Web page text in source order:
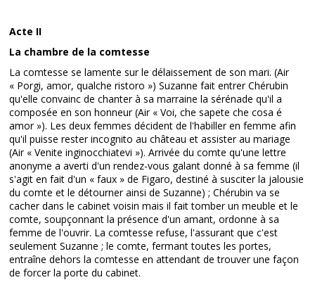
Acte II
La chambre de la comtesse
La comtesse se lamente sur le délaissement de son mari. (Air
« Porgi, amor, qualche ristoro ») Suzanne fait entrer Chérubin
qu'elle convainc de chanter à sa marraine la sérénade qu'il a
composée en son honneur (Air « Voi, che sapete che cosa é
amor »). Les deux femmes décident de l'habiller en femme afin
qu'il puisse rester incognito au château et assister au mariage
(Air « Venite inginocchiatevi »). Arrivée du comte qu'une lettre
anonyme a averti d'un rendez-vous galant donné à sa femme (il
s'agit en fait d'un « faux » de Figaro, destiné à susciter la jalousie
du comte et le détourner ainsi de Suzanne) ; Chérubin va se
cacher dans le cabinet voisin mais il fait tomber un meuble et le
comte, soupçonnant la présence d'un amant, ordonne à sa
femme de l'ouvrir. La comtesse refuse, l'assurant que c'est
seulement Suzanne ; le comte, fermant toutes les portes,
entraîne dehors la comtesse en attendant de trouver une façon
de forcer la porte du cabinet.